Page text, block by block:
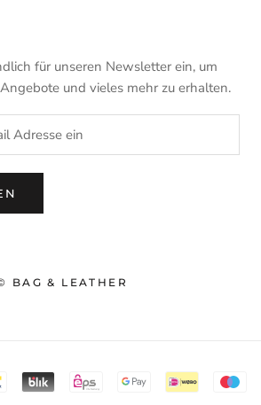
für unseren Newsletter ein, um
und vieles mehr zu erhalten.
BAG & LEATHER